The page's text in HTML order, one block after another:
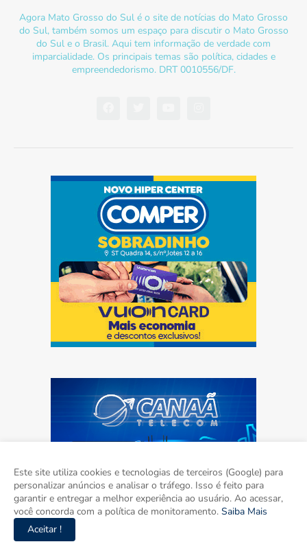
Agora Mato Grosso do Sul é o site de notícias do Mato Grosso
do Sul, também somos um espaço para discutir o Mato Grosso
do Sul e o Brasil. Aqui tem informação de verdade com
imparcialidade. Os principais temas são política, cidades e
empreendedorismo. DRT 0010556/DF.
Este site utiliza cookies e tecnologias de terceiros (Google) para
personalizar anúncios e analisar o tráfego. Isso é feito para
garantir e entregar a melhor experiência ao usuário. Ao acessar,
você concorda com a política de monitoramento. Saiba Mais
Aceitar !